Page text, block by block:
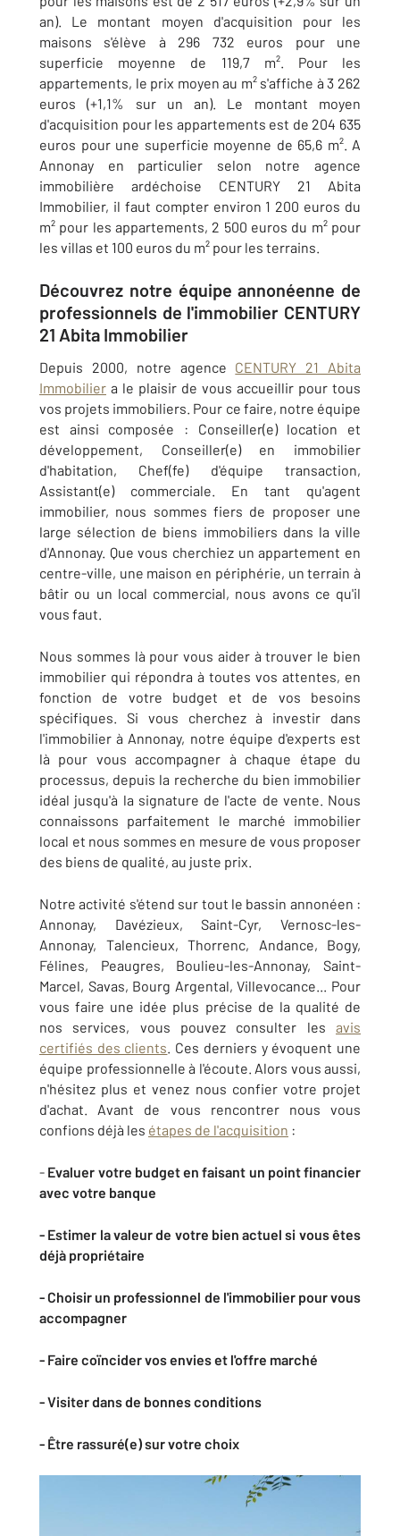
an). Le montant moyen d'acquisition pour les
maisons s'élève à 296 732 euros pour une
superficie moyenne de 119,7 m². Pour les
appartements, le prix moyen au m² s'affiche à 3 262
euros (+1,1% sur un an). Le montant moyen
d'acquisition pour les appartements est de 204 635
euros pour une superficie moyenne de 65,6 m². A
Annonay en particulier selon notre agence
immobilière ardéchoise CENTURY 21 Abita
Immobilier, il faut compter environ 1 200 euros du
m² pour les appartements, 2 500 euros du m² pour
les villas et 100 euros du m² pour les terrains.
Découvrez notre équipe annonéenne de
professionnels de l'immobilier CENTURY
21 Abita Immobilier
Depuis 2000, notre agence CENTURY 21 Abita
Immobilier a le plaisir de vous accueillir pour tous
vos projets immobiliers. Pour ce faire, notre équipe
est ainsi composée : Conseiller(e) location et
développement, Conseiller(e) en immobilier
d'habitation, Chef(fe) d'équipe transaction,
Assistant(e) commerciale. En tant qu'agent
immobilier, nous sommes fiers de proposer une
large sélection de biens immobiliers dans la ville
d'Annonay. Que vous cherchiez un appartement en
centre-ville, une maison en périphérie, un terrain à
bâtir ou un local commercial, nous avons ce qu'il
vous faut.
Nous sommes là pour vous aider à trouver le bien
immobilier qui répondra à toutes vos attentes, en
fonction de votre budget et de vos besoins
spécifiques. Si vous cherchez à investir dans
l'immobilier à Annonay, notre équipe d'experts est
là pour vous accompagner à chaque étape du
processus, depuis la recherche du bien immobilier
idéal jusqu'à la signature de l'acte de vente. Nous
connaissons parfaitement le marché immobilier
local et nous sommes en mesure de vous proposer
des biens de qualité, au juste prix.
Notre activité s'étend sur tout le bassin annonéen :
Annonay, Davézieux, Saint-Cyr, Vernosc-les-
Annonay, Talencieux, Thorrenc, Andance, Bogy,
Félines, Peaugres, Boulieu-les-Annonay, Saint-
Marcel, Savas, Bourg Argental, Villevocance... Pour
vous faire une idée plus précise de la qualité de
nos services, vous pouvez consulter les avis
certifiés des clients. Ces derniers y évoquent une
équipe professionnelle à l'écoute. Alors vous aussi,
n'hésitez plus et venez nous confier votre projet
d'achat. Avant de vous rencontrer nous vous
confions déjà les étapes de l'acquisition :
- Evaluer votre budget en faisant un point financier
avec votre banque
- Estimer la valeur de votre bien actuel si vous êtes
déjà propriétaire
- Choisir un professionnel de l'immobilier pour vous
accompagner
- Faire coïncider vos envies et l'offre marché
- Visiter dans de bonnes conditions
- Être rassuré(e) sur votre choix